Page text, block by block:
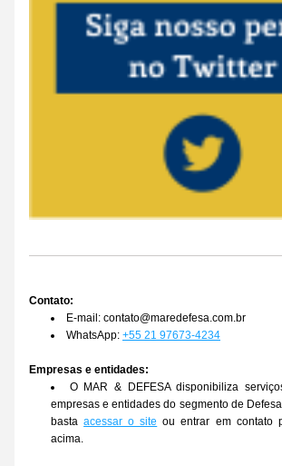
Contato:
E-mail: contato@maredefesa.com.br
WhatsApp: +55 21 97673-4234
Empresas e entidades:
O MAR & DEFESA disponibiliza
empresas e entidades do segmento de
basta acessar o site ou entrar em contato
acima.